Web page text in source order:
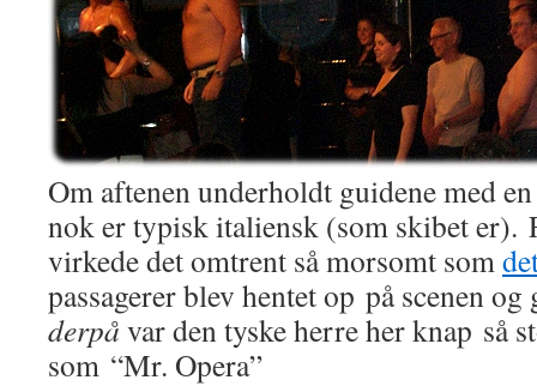
Om aftenen underholdt guidene med
nok er typisk italiensk (som skibet er).
virkede det omtrent så morsomt som
passagerer blev hentet op på scenen
derpå var den tyske herre her knap så
som “Mr. Opera”